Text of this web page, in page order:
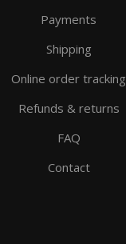
Payments
Shipping
Online order tracking
Refunds & returns
FAQ
Contact